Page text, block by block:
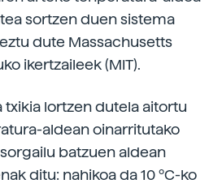
sortzen duen sistema
dute Massachusetts
ikertzaileek (MIT).
lortzen dutela aitortu
aldean oinarritutako
batzuen aldean
ditu: nahikoa da 10 ºC-ko